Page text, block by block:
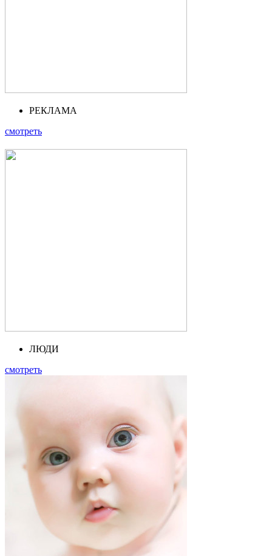
РЕКЛАМА
смотреть
ЛЮДИ
смотреть